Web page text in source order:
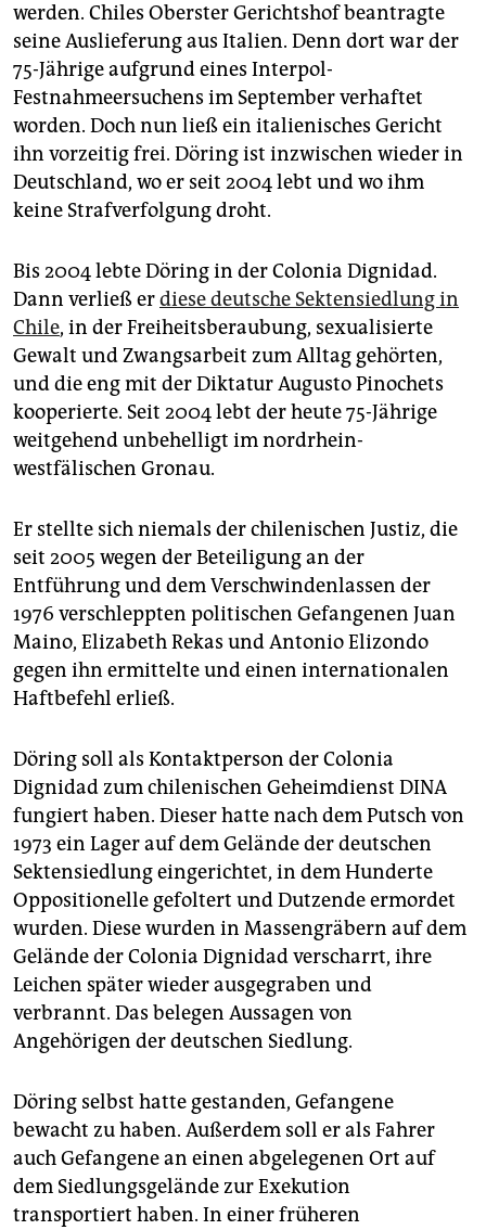
epaper login
werden. Chiles Oberster Gerichtshof beantragte
seine Auslieferung aus Italien. Denn dort war der
75-Jährige aufgrund eines Interpol-
Festnahmeersuchens im September verhaftet
worden. Doch nun ließ ein italienisches Gericht
ihn vorzeitig frei. Döring ist inzwischen wieder in
Deutschland, wo er seit 2004 lebt und wo ihm
keine Strafverfolgung droht.
Bis 2004 lebte Döring in der Colonia Dignidad.
Dann verließ erdiese deutsche Sektensiedlung in
Chile, in der Freiheitsberaubung, sexualisierte
Gewalt und Zwangsarbeit zum Alltag gehörten,
und die eng mit der Diktatur Augusto Pinochets
kooperierte. Seit 2004 lebt der heute 75-Jährige
weitgehend unbehelligt im nordrhein-
westfälischen Gronau.
Er stellte sich niemals der chilenischen Justiz, die
seit 2005 wegen der Beteiligung an der
Entführung und dem Verschwindenlassen der
1976 verschleppten politischen Gefangenen Juan
Maino, Elizabeth Rekas und Antonio Elizondo
gegen ihn ermittelte und einen internationalen
Haftbefehl erließ.
Döring soll als Kontaktperson der Colonia
Dignidad zum chilenischen Geheimdienst DINA
fungiert haben. Dieser hatte nach dem Putsch von
1973 ein Lager auf dem Gelände der deutschen
Sektensiedlung eingerichtet, in dem Hunderte
Oppositionelle gefoltert und Dutzende ermordet
wurden. Diese wurden in Massengräbern auf dem
Gelände der Colonia Dignidad verscharrt, ihre
Leichen später wieder ausgegraben und
verbrannt. Das belegen Aussagen von
Angehörigen der deutschen Siedlung.
Döring selbst hatte gestanden, Gefangene
bewacht zu haben. Außerdem soll er als Fahrer
auch Gefangene an einen abgelegenen Ort auf
dem Siedlungsgelände zur Exekution
transportiert haben. In einer früheren